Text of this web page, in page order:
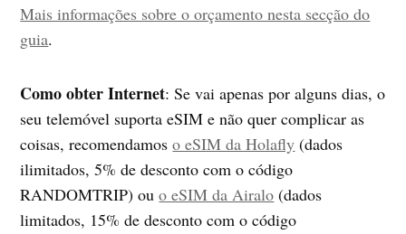
Mais informações sobre o orçamento nesta secção do
guia.
Como obter Internet: Se vai apenas por alguns dias, o
seu telemóvel suporta eSIM e não quer complicar as
coisas, recomendamoso eSIM da Holafly (dados
ilimitados, 5% de desconto com o código
RANDOMTRIP) ouo eSIM da Airalo (dados
limitados, 15% de desconto com o código